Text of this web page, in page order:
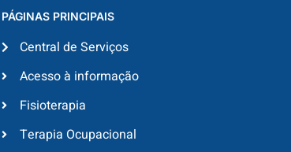
PÁGINAS PRINCIPAIS
Central de Serviços
Acesso à informação
Fisioterapia
Terapia Ocupacional